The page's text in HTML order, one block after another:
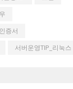
증서
서버운영TIP_리눅스